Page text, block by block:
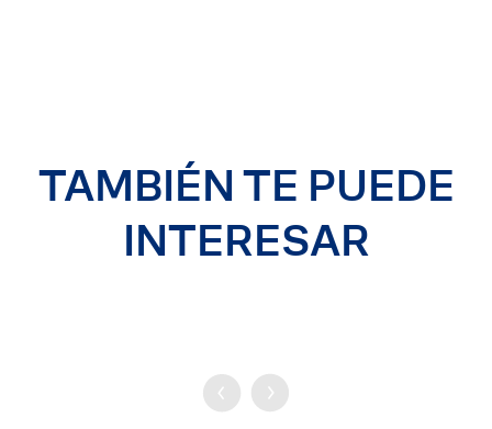
TAMBIÉN TE PUEDE
INTERESAR